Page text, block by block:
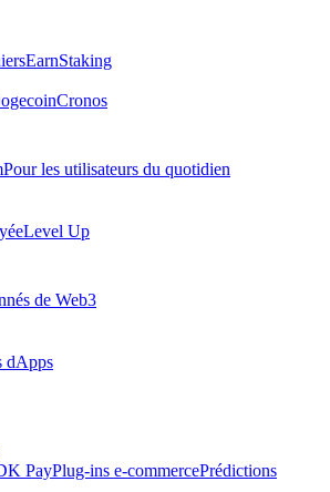
EarnStaking
Cronos
Pour les utilisateurs du quotidien
Level Up
de Web3
dApps
PayPlug-ins e-commercePrédictions